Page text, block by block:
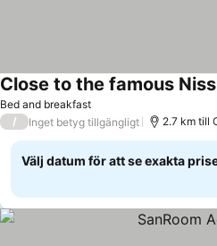
Bed and breakfast
Close to the famous
/ Inget betyg tillgängligt 2.7 km till
Välj datum för att se exakta